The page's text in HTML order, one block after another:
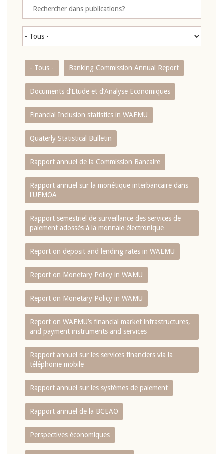
- Tous - Banking Commission Annual Report
Documents d’Etude et d’Analyse Economiques
Financial Inclusion statistics in WAEMU
Quaterly Statistical Bulletin
Rapport annuel de la Commission Bancaire
Rapport annuel sur la monétique interbancaire dans
l'UEMOA
Rapport semestriel de surveillance des services de
paiement adossés à la monnaie électronique
Report on deposit and lending rates in WAEMU
Report on Monetary Policy in WAMU
Report on Monetary Policy in WAMU
Report on WAEMU’s financial market infrastructures,
and payment instruments and services
Rapport annuel sur les services financiers via la
téléphonie mobile
Rapport annuel sur les systèmes de paiement
Rapport annuel de la BCEAO
Perspectives économiques